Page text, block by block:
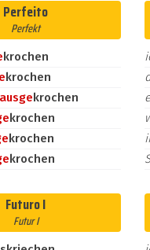
Perfeito
Perfekt
krochen
krochen
ausgekrochen
krochen
krochen
krochen
Futuro I
Futur I